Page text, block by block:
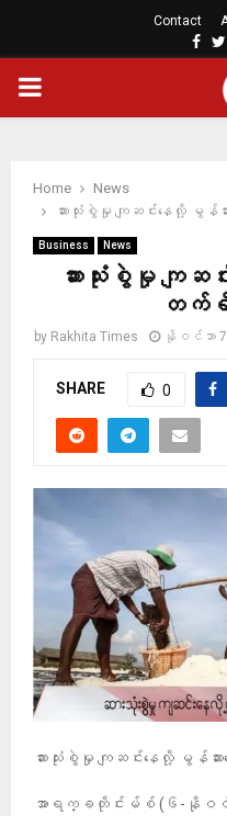
Contact
PRIMARY
Home
News
ဆားသုံးစွဲမှု ကျဆင်းနေလို့ မွန်
Business News
ဆားသုံးစွဲမှု ကျဆ
တက်
by Rakhita Times နိုဝင်ဘာ
SHARE 0
ဆားသုံးစွဲမှု ကျဆင်းနေလို့ မွန်ဆ
အာရက္ခတိုင်းမ်စ် (၆-နိုဝ